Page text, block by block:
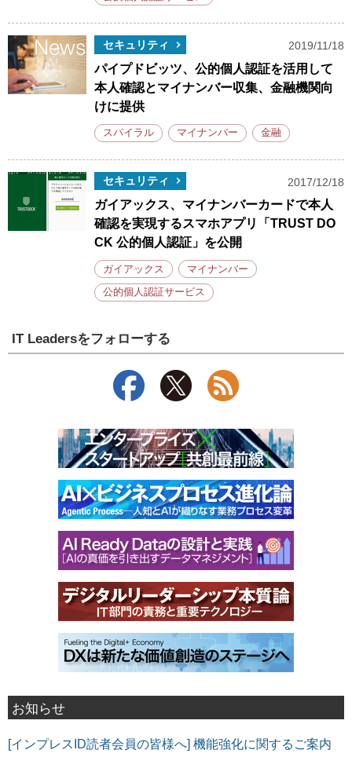
セキュリティ 2019/11/18
パイプドビッツ、公的個人認証を活用して
本人確認とマイナンバー収集、金融機関向
けに提供
スパイラル マイナンバー 金融
セキュリティ 2017/12/18
ガイアックス、マイナンバーカードで本人
確認を実現するスマホアプリ「TRUST DO
CK 公的個人認証」を公開
ガイアックス マイナンバー
公的個人認証サービス
IT Leadersをフォローする
お知らせ
[インプレスID読者会員の皆様へ] 機能強化に関するご案内